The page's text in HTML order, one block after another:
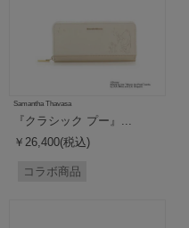
Samantha Thavasa
『クラシック プー』...
￥26,400(税込)
コラボ商品